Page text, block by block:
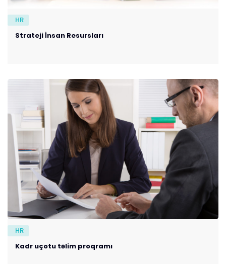
HR
Strateji İnsan Resursları
HR
Kadr uçotu təlim proqramı